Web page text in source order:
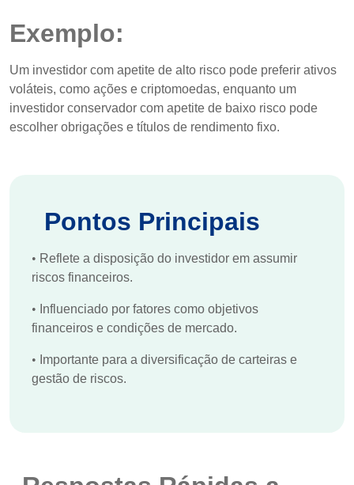
Exemplo:
Um investidor com apetite de alto risco pode preferir ativos
voláteis, como ações e criptomoedas, enquanto um
investidor conservador com apetite de baixo risco pode
escolher obrigações e títulos de rendimento fixo.
Pontos Principais
• Reflete a disposição do investidor em assumir
riscos financeiros.
• Influenciado por fatores como objetivos
financeiros e condições de mercado.
• Importante para a diversificação de carteiras e
gestão de riscos.